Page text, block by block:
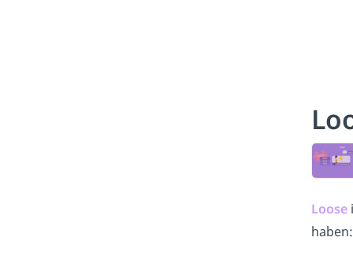
Loose
haben: